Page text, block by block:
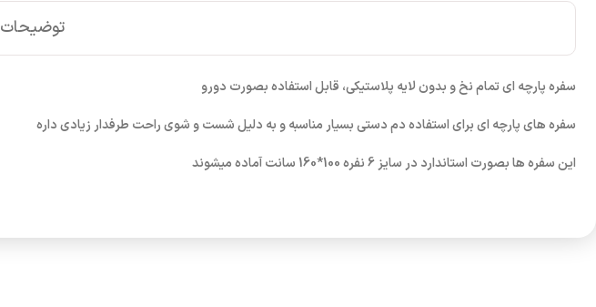
توضیحات
سفره پارچه ای تمام نخ و بدون لایه پلاستیکی، قابل استفاده بصورت دورو
سفره های پارچه ای برای استفاده دم دستی بسیار مناسبه و به دلیل شست و شوی راحت طرفدار زیادی داره
این سفره ها بصورت استاندارد در سایز 6 نفره 100*160 سانت آماده میشوند